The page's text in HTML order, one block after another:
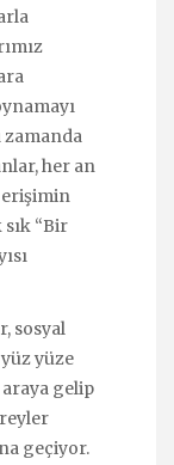
zamanda
her an
erişimin
“Bir
sosyal
yüze
gelip
geçiyor.